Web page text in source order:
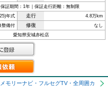
証期間：1年｜保証走行距離：無制限
年式 走行 4.8万km
整備付 修復 なし
愛知県安城赤松店
モリーナビ・フルセグTV・全周囲カ